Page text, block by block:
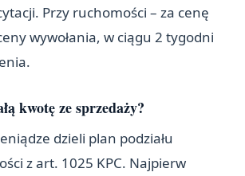
Przy ruchomości – za cenę
wywołania, w ciągu 2 tygodni
kwotę ze sprzedaży?
dzieli plan podziału
z art. 1025 KPC. Najpierw